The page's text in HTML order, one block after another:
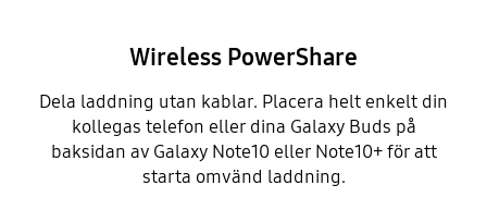
Wireless PowerShare
Dela laddning utan kablar. Placera helt enkelt din
kollegas telefon eller dina Galaxy Buds på
baksidan av Galaxy Note10 eller Note10+ för att
starta omvänd laddning.